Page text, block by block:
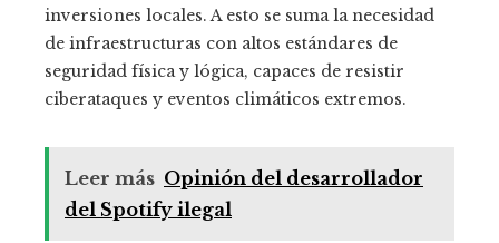
inversiones locales. A esto se suma la necesidad
de infraestructuras con altos estándares de
seguridad física y lógica, capaces de resistir
ciberataques y eventos climáticos extremos.
Leer más Opinión del desarrollador
del Spotify ilegal